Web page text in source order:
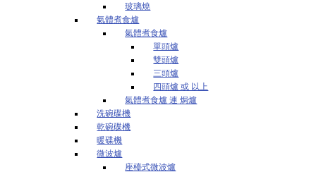
玻璃燒
氣體煮食爐
氣體煮食爐
單頭爐
雙頭爐
三頭爐
四頭爐 或 以上
氣體煮食爐 連 焗爐
洗碗碟機
乾碗碟機
暖碟機
微波爐
座檯式微波爐